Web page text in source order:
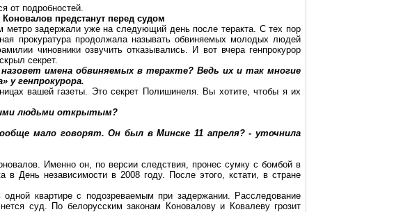
от подробностей.
предстанут перед судом
метро задержали уже на следующий день после теракта. С тех пор
прокуратура продолжала называть обвиняемых молодых людей
чиновники озвучить отказывались. И вот вчера генпрокурор
секрет.
назовет имена обвиняемых в теракте? Ведь их и так многие
у генпрокурора.
вашей газеты. Это секрет Полишинеля. Вы хотите, чтобы я их
людьми открытым?
мало говорят. Он был в Минске 11 апреля? - уточнила
Именно он, по версии следствия, пронес сумку с бомбой в
День независимости в 2008 году. После этого, кстати, в стране
квартире с подозреваемым при задержании. Расследование
суд. По белорусским законам Коновалову и Ковалеву грозит